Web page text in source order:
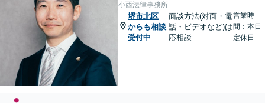
小西法律事務所
堺市北区
からも相談
受付中
面談方法(対面・電
話・ビデオなど)は
応相談
営業時
間：本日
定休日